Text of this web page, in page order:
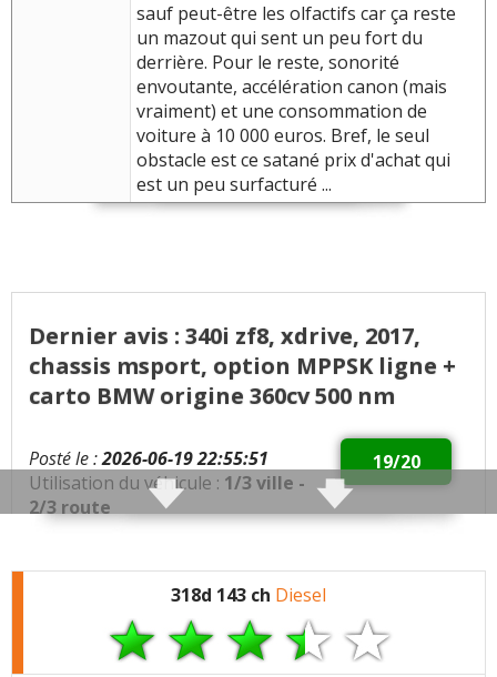
sauf peut-être les olfactifs car ça reste
un mazout qui sent un peu fort du
derrière. Pour le reste, sonorité
envoutante, accélération canon (mais
vraiment) et une consommation de
voiture à 10 000 euros. Bref, le seul
obstacle est ce satané prix d'achat qui
est un peu surfacturé ...
Dernier avis : 340i zf8, xdrive, 2017,
chassis msport, option MPPSK ligne +
carto BMW origine 360cv 500 nm
19/20
Posté le :2026-06-19 22:55:51
Utilisation du véhicule : 1/3 ville -
2/3 route
France et ce depuis 2022. Moteur B58... 360cv et 500
nm de couple option d'origine BMW. Mesuré
environ 380 cv au banc ...
318d 143 ch Diesel